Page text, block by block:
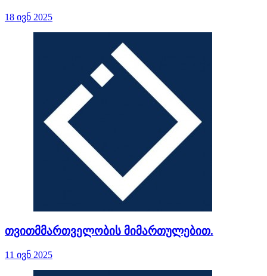
18 ივნ 2025
თვითმმართველობის მიმართულებით.
11 ივნ 2025